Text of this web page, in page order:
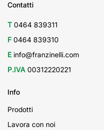
Contatti
T 0464 839311
F 0464 839310
E info@franzinelli.com
P.IVA 00312220221
Info
Prodotti
Lavora con noi